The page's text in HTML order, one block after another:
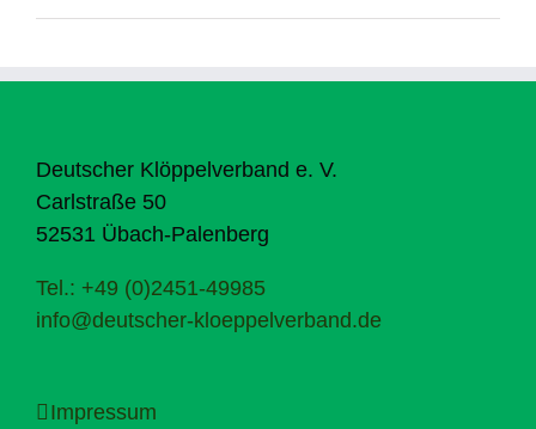
Deutscher Klöppelverband e. V.
Carlstraße 50
52531 Übach-Palenberg
Tel.: +49 (0)2451-49985
info@deutscher-kloeppelverband.de
Impressum